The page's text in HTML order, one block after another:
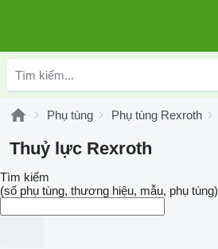
Phụ tùng Phụ tùng Rexroth
Thuỷ lực Rexroth
Tìm kiếm
(số phụ tùng, thương hiệu, mẫu, phụ tùng)